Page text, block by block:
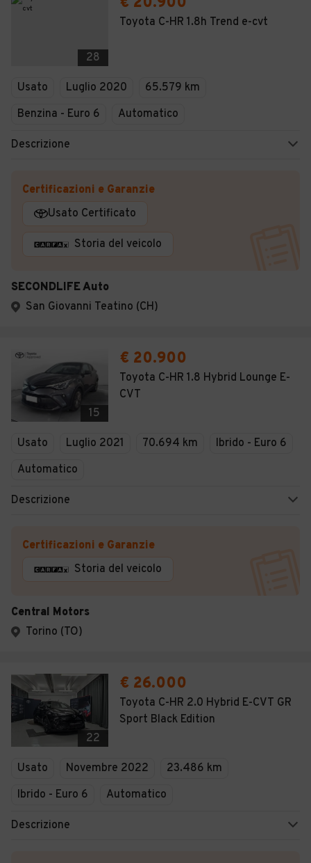
28
Toyota C-HR 1.8h Trend e-cvt
Usato Luglio 2020
65.579 km
Benzina - Euro 6
Automatico
Descrizione
Certificazioni e Garanzie
Usato Certificato
Storia del veicolo
SECONDLIFE Auto
San Giovanni Teatino (CH)
15
€ 20.900
Toyota C-HR 1.8 Hybrid Lounge E-
CVT
Usato Luglio 2021 70.694 km
Ibrido - Euro 6
Automatico
Descrizione
Certificazioni e Garanzie
Storia del veicolo
Central Motors
Torino (TO)
22
€ 26.000
Toyota C-HR 2.0 Hybrid E-CVT GR
Sport Black Edition
Usato Novembre 2022
23.486 km
Ibrido - Euro 6
Automatico
Descrizione